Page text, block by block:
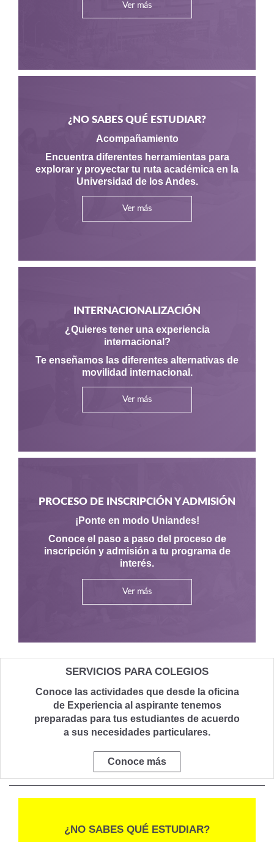
Ver más
¿NO SABES QUÉ ESTUDIAR?
Acompañamiento
Encuentra diferentes herramientas para
explorar y proyectar tu ruta académica en la
Universidad de los Andes.
Ver más
INTERNACIONALIZACIÓN
¿Quieres tener una experiencia
internacional?
Te enseñamos las diferentes alternativas de
movilidad internacional.
Ver más
PROCESO DE INSCRIPCIÓN Y ADMISIÓN
¡Ponte en modo Uniandes!
Conoce el paso a paso del proceso de
inscripción y admisión a tu programa de
interés.
Ver más
SERVICIOS PARA COLEGIOS
Conoce las actividades que desde la oficina
de Experiencia al aspirante tenemos
preparadas para tus estudiantes de acuerdo
a sus necesidades particulares.
Conoce más
¿NO SABES QUÉ ESTUDIAR?